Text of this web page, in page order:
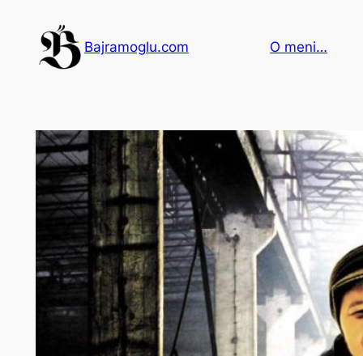
sadržaj
Bajramoglu.com O meni…